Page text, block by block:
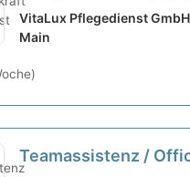
(20-30 Stunden/
Sie Teil unseres
VitaLux Pflegedienst
Main
Teamassistenz /